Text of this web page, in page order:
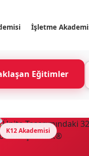
İşletme
Eğitimler
K12 Akademisi